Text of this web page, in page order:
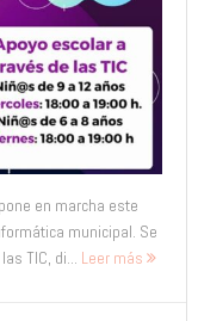
en marcha este
municipal. Se
TIC, di... Leer más